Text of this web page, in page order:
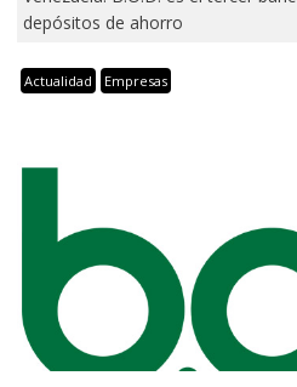
depósitos de ahorro
Actualidad Empresas